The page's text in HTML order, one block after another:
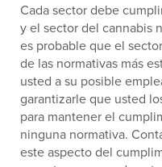
Cada sector debe
y el sector del cannabis
es probable que el
de las normativas más
usted a su posible
garantizarle que usted
para mantener el
ninguna normativa.
este aspecto del